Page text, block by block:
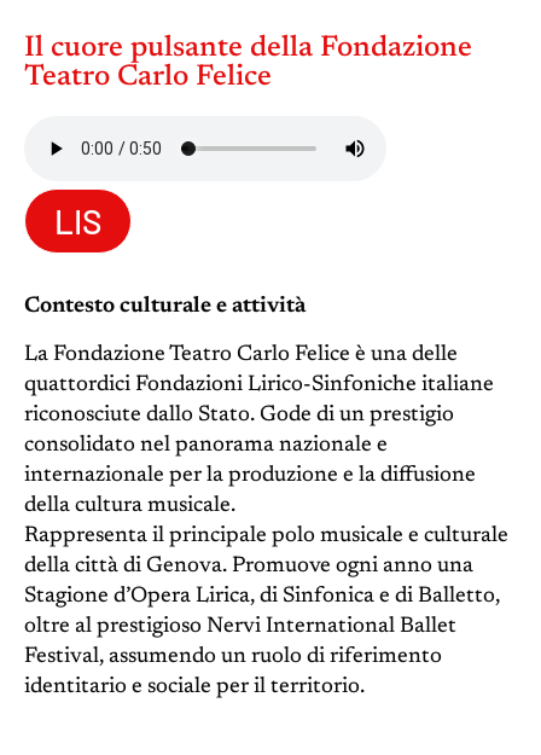
Il cuore pulsante della Fondazione
Teatro Carlo Felice
LIS
Contesto culturale e attività
La Fondazione Teatro Carlo Felice è una delle
quattordici Fondazioni Lirico-Sinfoniche italiane
riconosciute dallo Stato. Gode di un prestigio
consolidato nel panorama nazionale e
internazionale per la produzione e la diffusione
della cultura musicale.
Rappresenta il principale polo musicale e culturale
della città di Genova. Promuove ogni anno una
Stagione d’Opera Lirica, di Sinfonica e di Balletto,
oltre al prestigioso Nervi International Ballet
Festival, assumendo un ruolo di riferimento
identitario e sociale per il territorio.